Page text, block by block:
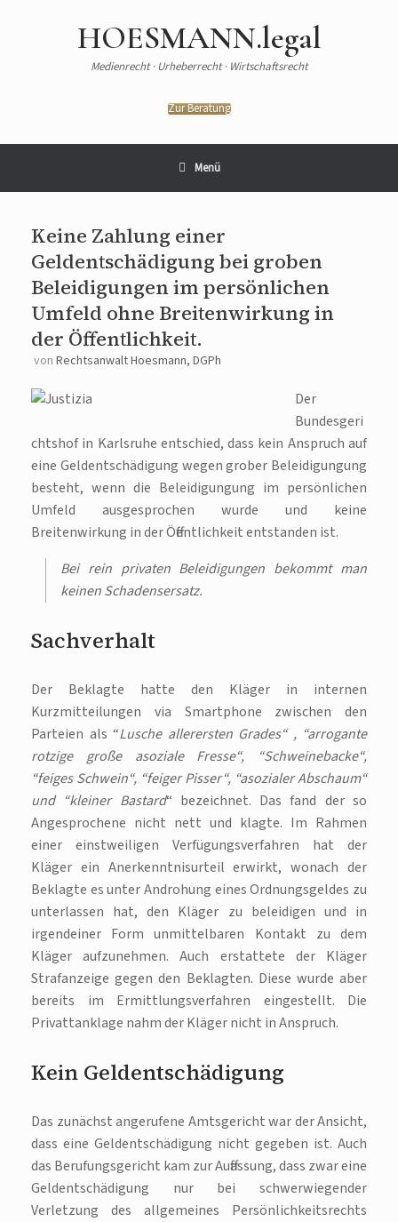
HOESMANN.legal
Medienrecht · Urheberrecht · Wirtschaftsrecht
Zur Beratung
Menü
Keine Zahlung einer
Geldentschädigung bei groben
Beleidigungen im persönlichen
Umfeld ohne Breitenwirkung in
der Öffentlichkeit.
von Rechtsanwalt Hoesmann, DGPh
Der
Bundesgeri
chtshof in Karlsruhe entschied, dass kein Anspruch auf
eine Geldentschädigung wegen grober Beleidigungung
besteht, wenn die Beleidigungung im persönlichen
Umfeld ausgesprochen wurde und keine
Breitenwirkung in der Öffentlichkeit entstanden ist.
Bei rein privaten Beleidigungen bekommt man
keinen Schadensersatz.
Sachverhalt
Der Beklagte hatte den Kläger in internen
Kurzmitteilungen via Smartphone zwischen den
Parteien als “Lusche allerersten Grades“ , “arrogante
rotzige große asoziale Fresse“, “Schweinebacke“,
“feiges Schwein“, “feiger Pisser“, “asozialer Abschaum“
und “kleiner Bastard“ bezeichnet. Das fand der so
Angesprochene nicht nett und klagte. Im Rahmen
einer einstweiligen Verfügungsverfahren hat der
Kläger ein Anerkenntnisurteil erwirkt, wonach der
Beklagte es unter Androhung eines Ordnungsgeldes zu
unterlassen hat, den Kläger zu beleidigen und in
irgendeiner Form unmittelbaren Kontakt zu dem
Kläger aufzunehmen. Auch erstattete der Kläger
Strafanzeige gegen den Beklagten. Diese wurde aber
bereits im Ermittlungsverfahren eingestellt. Die
Privattanklage nahm der Kläger nicht in Anspruch.
Kein Geldentschädigung
Das zunächst angerufene Amtsgericht war der Ansicht,
dass eine Geldentschädigung nicht gegeben ist. Auch
das Berufungsgericht kam zur Auffassung, dass zwar eine
Geldentschädigung nur bei schwerwiegender
Verletzung des allgemeines Persönlichkeitsrechts